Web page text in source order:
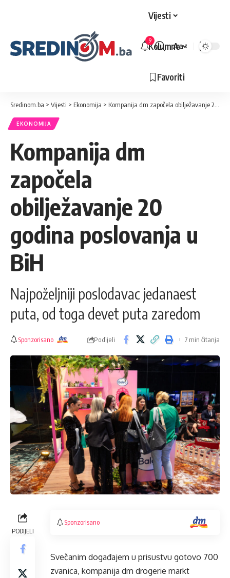
Vijesti
Kolumne
Favoriti
9
Veličina
Aa
Sredinom.ba > Vijesti > Ekonomija > Kompanija dm započela obilježavanje 20 godina poslovanja u BiH
EKONOMIJA
Kompanija dm
započela
obilježavanje 20
godina poslovanja u
BiH
Najpoželjniji poslodavac jedanaest
puta, od toga devet puta zaredom
Sponzorisano Podijeli 7 min čitanja
PODIJELI
Sponzorisano
Svečanim događajem u prisustvu gotovo 700
zvanica, kompanija dm drogerie markt